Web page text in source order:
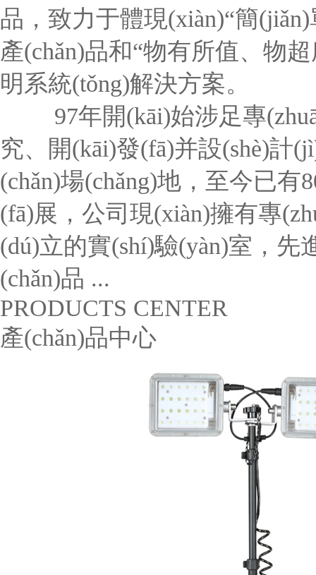
品，致力于體現(xiàn)“簡
產(chǎn)品和“物有所值、物
明系統(tǒng)解決方案。
97年開(kāi)始涉足專
究、開(kāi)發(fā)并設(shè)計
(chǎn)場(chǎng)地，至今已
(fā)展，公司現(xiàn)擁有專
(dú)立的實(shí)驗(yàn)室，先
(chǎn)品 ...
PRODUCTS CENTER
產(chǎn)品中心